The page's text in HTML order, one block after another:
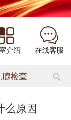
介绍 在线客服
腺检查
么原因